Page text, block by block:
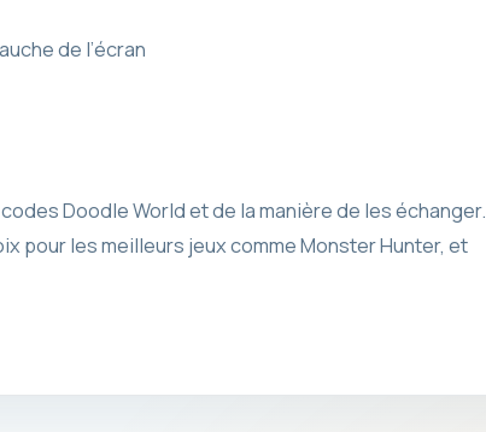
de l’écran
Doodle World et de la manière de les échanger.
pour les meilleurs jeux comme Monster Hunter, et